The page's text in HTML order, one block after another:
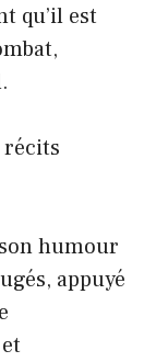
qu’il est
récits
humour
appuyé